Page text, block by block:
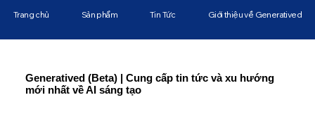
Generatived (Beta) | Cung cấp tin tức và xu hướng
mới nhất về AI sáng tạo
Trang chủ Sản phẩm Tin Tức Giới thiệu về Generatived